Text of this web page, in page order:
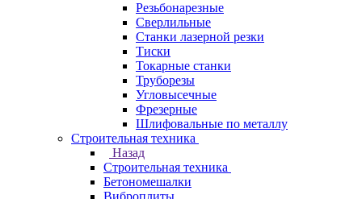
Резьбонарезные
Сверлильные
Станки лазерной резки
Тиски
Токарные станки
Труборезы
Угловысечные
Фрезерные
Шлифовальные по металлу
Строительная техника
Назад
Строительная техника
Бетономешалки
Виброплиты